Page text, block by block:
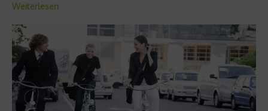
Weiterlesen